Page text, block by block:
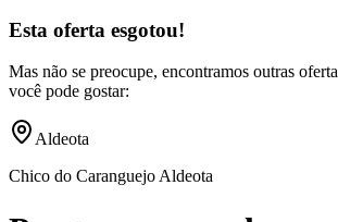
Esta oferta esgotou!
Mas não se preocupe, encontramos outras
você pode gostar:
Aldeota
Chico do Caranguejo Aldeota